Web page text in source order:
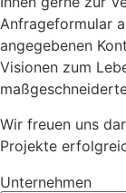
Anfrageformular
angegebenen
Visionen zum
Wir freuen uns
Projekte
Unternehmen